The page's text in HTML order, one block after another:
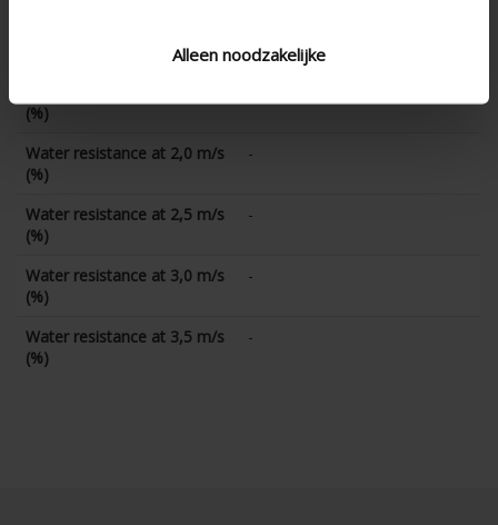
Alleen noodzakelijke
(%)
Water resistance at 2,0 m/s
(%)
-
Water resistance at 2,5 m/s
(%)
-
Water resistance at 3,0 m/s
(%)
-
Water resistance at 3,5 m/s
(%)
-